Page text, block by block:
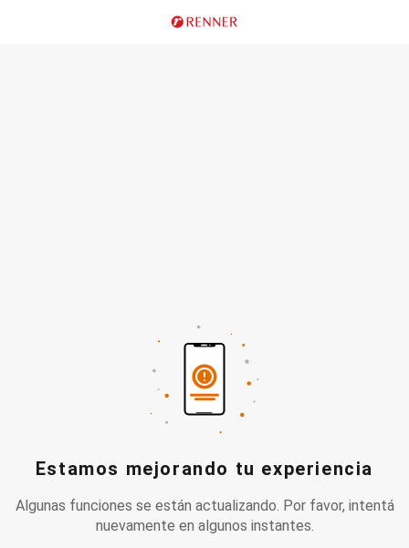
Estamos mejorando tu experiencia
Algunas funciones se están actualizando. Por favor, intentá
nuevamente en algunos instantes.